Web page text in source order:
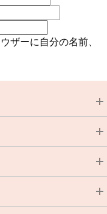
ザーに自分の名前、